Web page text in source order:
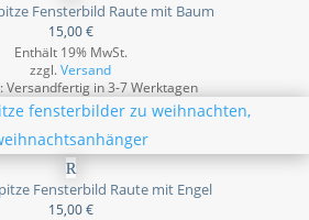
Fensterbild Raute mit Baum
15,00€
Enthält 19% MwSt.
zzgl.Versand
Versandfertig in 3-7 Werktagen
Fensterbild Raute mit Engel
15,00€